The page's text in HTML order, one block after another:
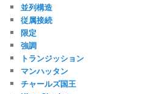
並列構造
従属接続
限定
強調
トランジッション
マンハッタン
チャールズ国王